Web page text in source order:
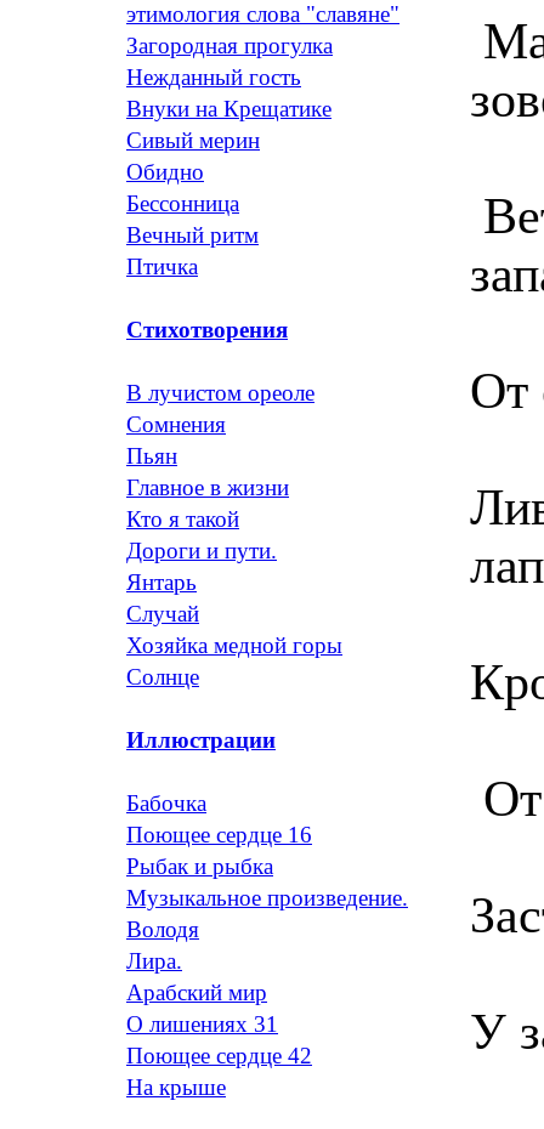
этимология слова "славяне"
Загородная прогулка
Нежданный гость
Внуки на Крещатике
Сивый мерин
Обидно
Бессонница
Вечный ритм
Птичка
Стихотворения
В лучистом ореоле
Сомнения
Пьян
Главное в жизни
Кто я такой
Дороги и пути.
Янтарь
Случай
Хозяйка медной горы
Солнце
Иллюстрации
Бабочка
Поющее сердце 16
Рыбак и рыбка
Музыкальное произведение.
Володя
Лира.
Арабский мир
О лишениях 31
Поющее сердце 42
На крыше
От
У